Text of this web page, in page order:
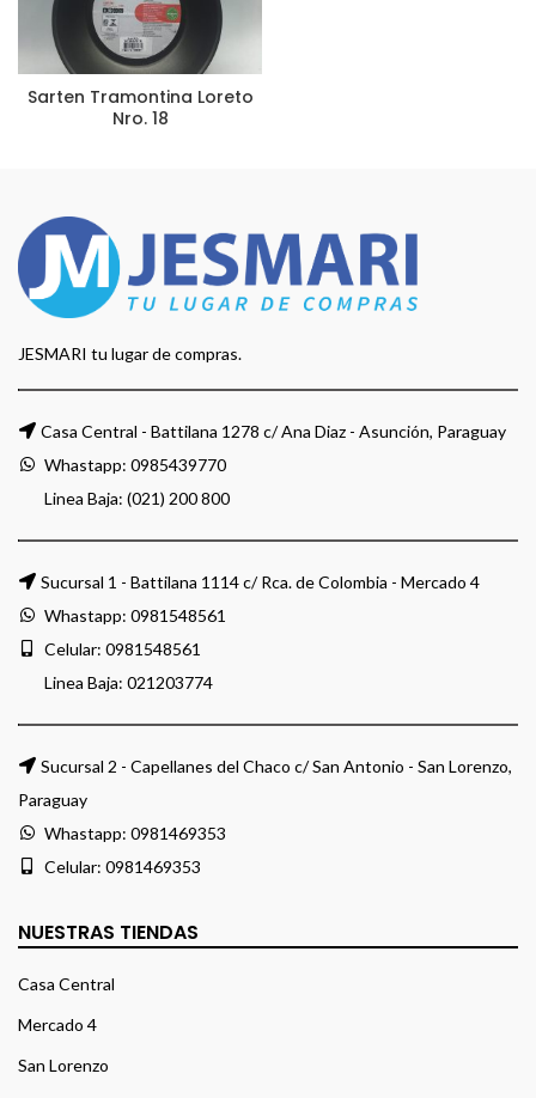
Sarten Tramontina Loreto
Nro. 18
JESMARI tu lugar de compras.
Casa Central - Battilana 1278 c/ Ana Diaz - Asunción, Paraguay
Whastapp: 0985439770
Linea Baja: (021) 200 800
Sucursal 1 - Battilana 1114 c/ Rca. de Colombia - Mercado 4
Whastapp: 0981548561
Celular: 0981548561
Linea Baja: 021203774
Sucursal 2 - Capellanes del Chaco c/ San Antonio - San Lorenzo,
Paraguay
Whastapp: 0981469353
Celular: 0981469353
NUESTRAS TIENDAS
Casa Central
Mercado 4
San Lorenzo